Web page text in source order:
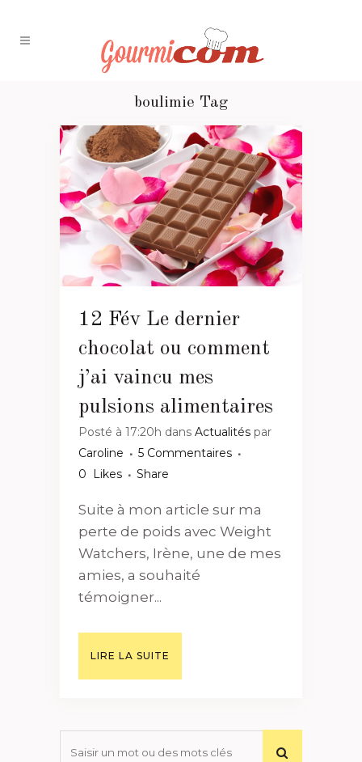
boulimie Tag
12 Fév Le dernier
chocolat ou comment
j’ai vaincu mes
pulsions alimentaires
Posté à 17:20h dans Actualités par
Caroline
5 Commentaires
0
Likes Share
Suite à mon article sur ma
perte de poids avec Weight
Watchers, Irène, une de mes
amies, a souhaité
témoigner...
LIRE LA SUITE